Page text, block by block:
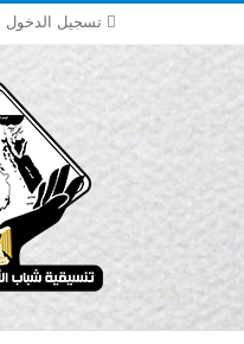
تسجيل الدخول